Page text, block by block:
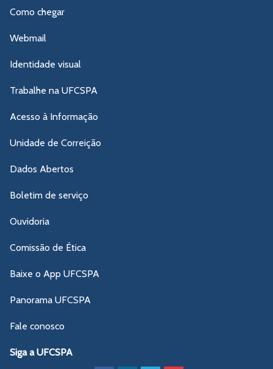
Como chegar
Webmail
Identidade visual
Trabalhe na UFCSPA
Acesso à Informação
Unidade de Correição
Dados Abertos
Boletim de serviço
Ouvidoria
Comissão de Ética
Baixe o App UFCSPA
Panorama UFCSPA
Fale conosco
Siga a UFCSPA